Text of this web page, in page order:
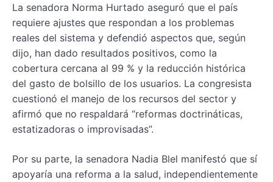
La senadora Norma Hurtado aseguró que el país
requiere ajustes que respondan a los problemas
reales del sistema y defendió aspectos que, según
dijo, han dado resultados positivos, como la
cobertura cercana al 99 % y la reducción histórica
del gasto de bolsillo de los usuarios. La congresista
cuestionó el manejo de los recursos del sector y
afirmó que no respaldará “reformas doctrináticas,
estatizadoras o improvisadas”.
Por su parte, la senadora Nadia Blel manifestó que sí
apoyaría una reforma a la salud, independientemente